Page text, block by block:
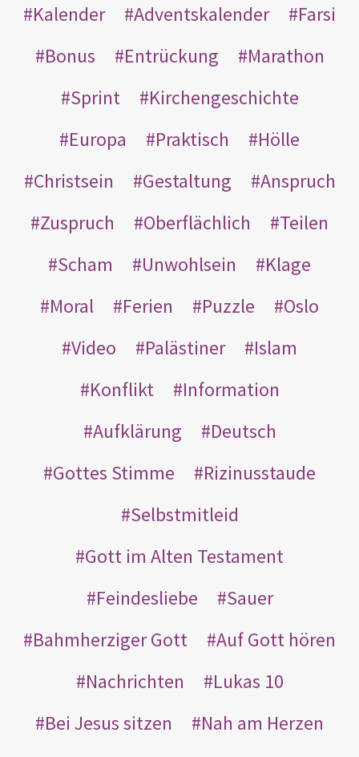
Kalender
Adventskalender
Farsi
Bonus
Entrückung
Marathon
Sprint
Kirchengeschichte
Europa
Praktisch
Hölle
Christsein
Gestaltung
Anspruch
Zuspruch
Oberflächlich
Teilen
Scham
Unwohlsein
Klage
Moral
Ferien Puzzle
Oslo
Video
Palästiner
Islam
Konflikt
Information
Aufklärung
Deutsch
Gottes Stimme
Rizinusstaude
Selbstmitleid
Gott im Alten Testament
Feindesliebe
Sauer
Bahmherziger Gott
Auf Gott hören
Nachrichten
Lukas 10
Bei Jesus sitzen
Nah am Herzen